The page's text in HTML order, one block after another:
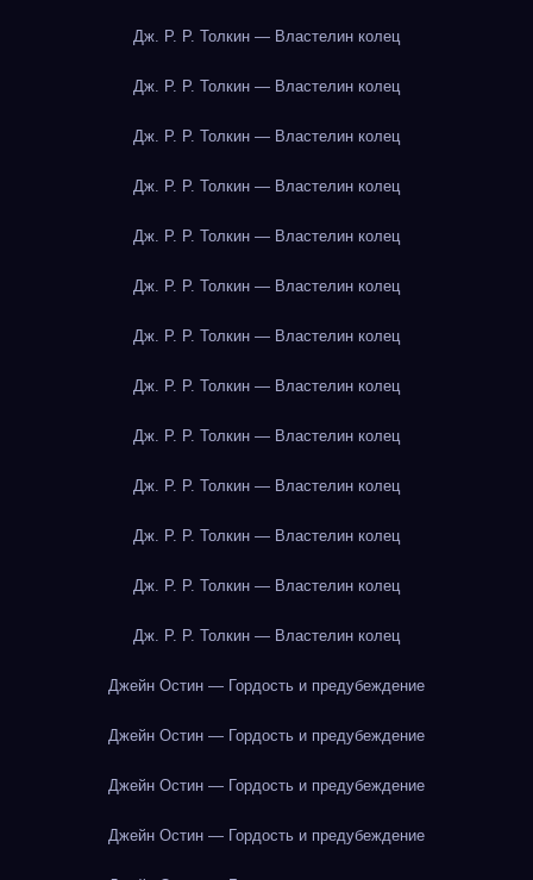
Дж. Р. Р. Толкин — Властелин колец
Дж. Р. Р. Толкин — Властелин колец
Дж. Р. Р. Толкин — Властелин колец
Дж. Р. Р. Толкин — Властелин колец
Дж. Р. Р. Толкин — Властелин колец
Дж. Р. Р. Толкин — Властелин колец
Дж. Р. Р. Толкин — Властелин колец
Дж. Р. Р. Толкин — Властелин колец
Дж. Р. Р. Толкин — Властелин колец
Дж. Р. Р. Толкин — Властелин колец
Дж. Р. Р. Толкин — Властелин колец
Дж. Р. Р. Толкин — Властелин колец
Дж. Р. Р. Толкин — Властелин колец
Джейн Остин — Гордость и предубеждение
Джейн Остин — Гордость и предубеждение
Джейн Остин — Гордость и предубеждение
Джейн Остин — Гордость и предубеждение